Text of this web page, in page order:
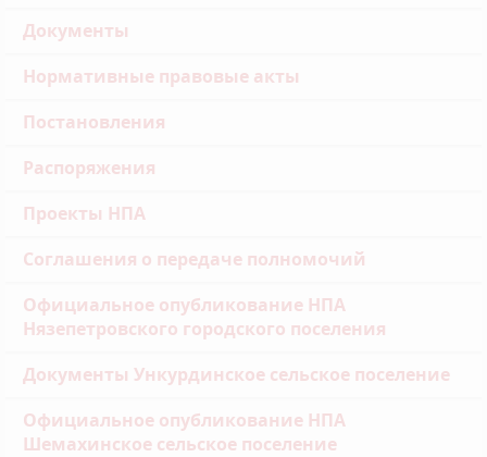
Документы
Нормативные правовые акты
Постановления
Распоряжения
Проекты НПА
Соглашения о передаче полномочий
Официальное опубликование НПА
Нязепетровского городского поселения
Документы Ункурдинское сельское поселение
Официальное опубликование НПА
Шемахинское сельское поселение